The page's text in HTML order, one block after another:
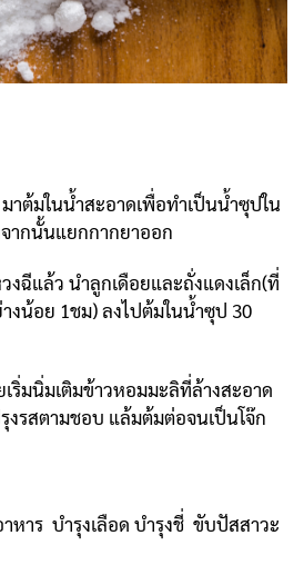
ต้มในน้ำสะอาดเพื่อทำเป็นน้ำซุปใน
ากนั้นแยกกากยาออก
แล้ว นำลูกเดือยและถั่งแดงเล็ก(ที่
งน้อย 1ชม) ลงไปต้มในน้ำซุป 30
มนิ่มเติมข้าวหอมมะลิที่ล้างสะอาด
งรสตามชอบ แล้มต้มต่อจนเป็นโจ๊ก
หาร บำรุงเลือด บำรุงชี่ ขับปัสสาวะ